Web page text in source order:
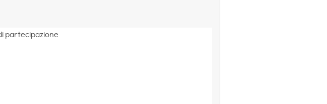
partecipazione